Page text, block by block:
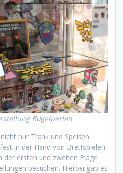
Bügelperlen
nur Trank und Speisen
in der Hand von Brettspielen
der ersten und zweiten Etage
besuchen. Hierbei gab es